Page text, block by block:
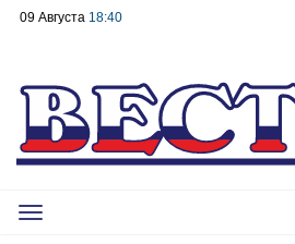
09 Августа 18:40
Toggle